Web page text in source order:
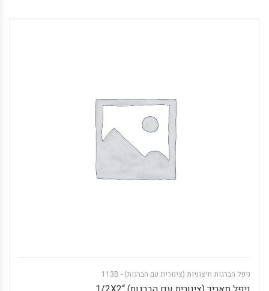
ניפל הברגות חיצוניות (צינורית עם הברגות) - 113B